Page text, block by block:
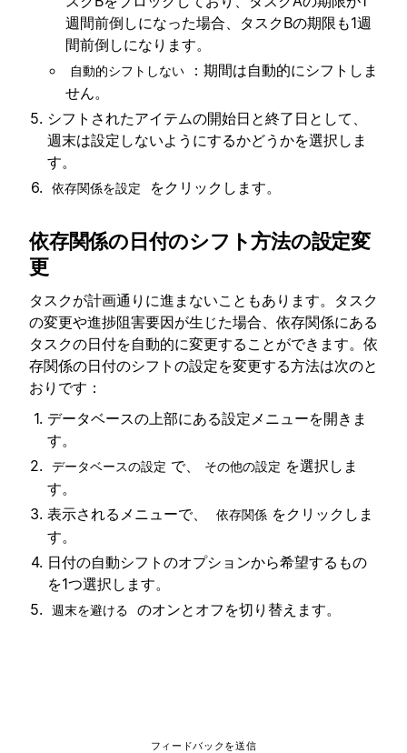
週間前倒しになった場合、タスクBの期限も1週
間前倒しになります。
自動的シフトしない ： 期間は自動的にシフトしま
せん。
シフトされたアイテムの開始日と終了日として、
週末は設定しないようにするかどうかを選択しま
す。
依存関係を設定 をクリックします。
依存関係の日付のシフト方法の設定変
更
タスクが計画通りに進まないこともあります。タスク
の変更や進捗阻害要因が生じた場合、依存関係にある
タスクの日付を自動的に変更することができます。依
存関係の日付のシフトの設定を変更する方法は次のと
おりです：
データベースの上部にある設定メニューを開きま
す。
データベースの設定 で、 その他の設定 を選択しま
す。
表示されるメニューで、
依存関係 をクリックしま
す。
日付の自動シフトのオプションから希望するもの
を1つ選択します。
週末を避ける のオンとオフを切り替えます。
フィードバックを送信